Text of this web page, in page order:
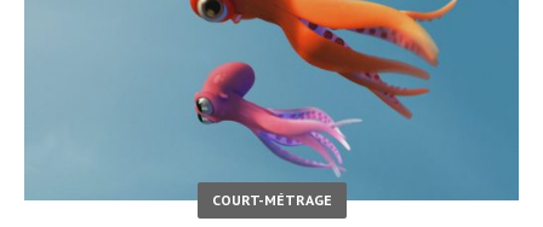
COURT-MÉTRAGE